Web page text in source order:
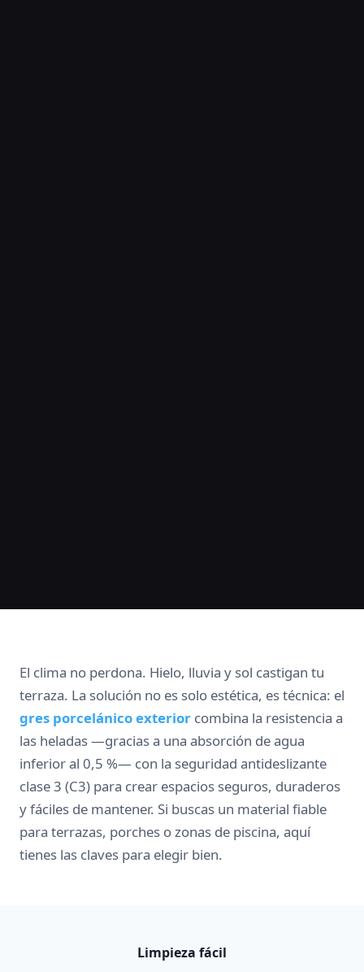
El clima no perdona. Hielo, lluvia y sol castigan tu
terraza. La solución no es solo estética, es técnica: el
gres porcelánico exterior combina la resistencia a
las heladas —gracias a una absorción de agua
inferior al 0,5 %— con la seguridad antideslizante
clase 3 (C3) para crear espacios seguros, duraderos
y fáciles de mantener. Si buscas un material fiable
para terrazas, porches o zonas de piscina, aquí
tienes las claves para elegir bien.
Limpieza fácil